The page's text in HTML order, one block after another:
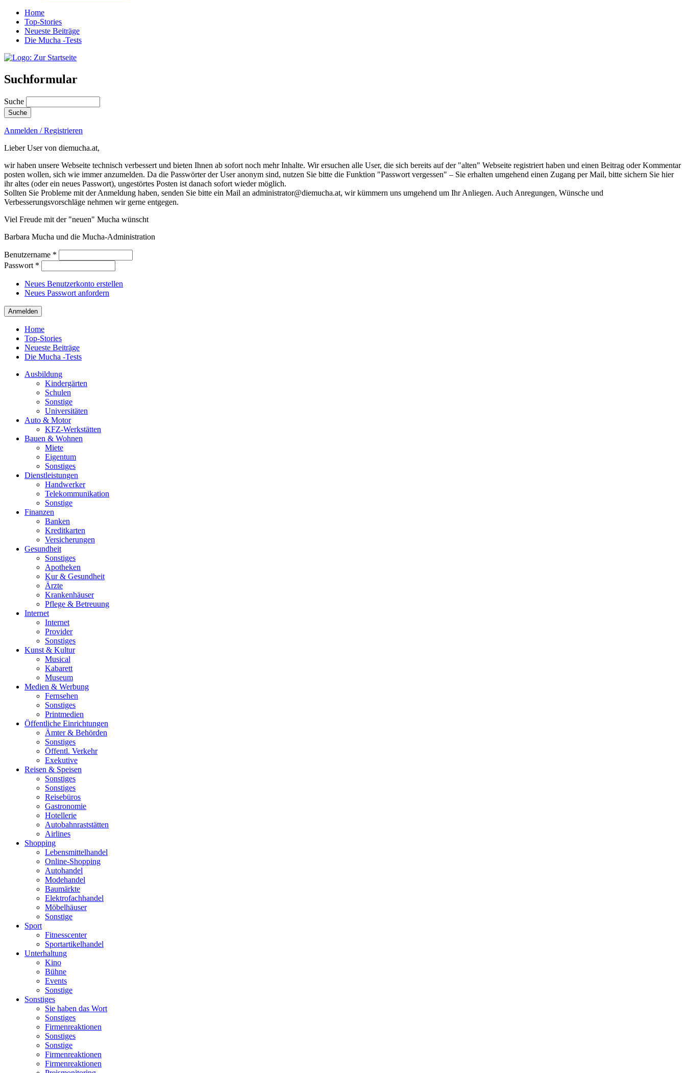
Home
Top-Stories
Neueste Beiträge
Die Mucha -Tests
Suchformular
Suche
Anmelden / Registrieren
Lieber User von diemucha.at,
wir haben unsere Webseite technisch verbessert und bieten Ihnen ab sofort noch mehr Inhalte. Wir ersuchen alle User, die sich bereits auf der "alten" Webseite registriert haben und einen Beitrag oder Kommentar
posten wollen, sich wie immer anzumelden. Da die Passwörter der User anonym sind, nutzen Sie bitte die Funktion "Passwort vergessen" – Sie erhalten umgehend einen Zugang per Mail, bitte sichern Sie hier
ihr altes (oder ein neues Passwort), ungestörtes Posten ist danach sofort wieder möglich.
Sollten Sie Probleme mit der Anmeldung haben, senden Sie bitte ein Mail an administrator@diemucha.at, wir kümmern uns umgehend um Ihr Anliegen. Auch Anregungen, Wünsche und
Verbesserungsvorschläge nehmen wir gerne entgegen.
Viel Freude mit der "neuen" Mucha wünscht
Barbara Mucha und die Mucha-Administration
Benutzername *
Passwort *
Neues Benutzerkonto erstellen
Neues Passwort anfordern
Home
Top-Stories
Neueste Beiträge
Die Mucha -Tests
Ausbildung
Kindergärten
Schulen
Sonstige
Universitäten
Auto & Motor
KFZ-Werkstätten
Bauen & Wohnen
Miete
Eigentum
Sonstiges
Dienstleistungen
Handwerker
Telekommunikation
Sonstige
Finanzen
Banken
Kreditkarten
Versicherungen
Gesundheit
Sonstiges
Apotheken
Kur & Gesundheit
Ärzte
Krankenhäuser
Pflege & Betreuung
Internet
Internet
Provider
Sonstiges
Kunst & Kultur
Musical
Kabarett
Museum
Medien & Werbung
Fernsehen
Sonstiges
Printmedien
Öffentliche Einrichtungen
Ämter & Behörden
Sonstiges
Öffentl. Verkehr
Exekutive
Reisen & Speisen
Sonstiges
Sonstiges
Reisebüros
Gastronomie
Hotellerie
Autobahnraststätten
Airlines
Shopping
Lebensmittelhandel
Online-Shopping
Autohandel
Modehandel
Baumärkte
Elektrofachhandel
Möbelhäuser
Sonstige
Sport
Fitnesscenter
Sportartikelhandel
Unterhaltung
Kino
Bühne
Events
Sonstige
Sonstiges
Sie haben das Wort
Sonstiges
Firmenreaktionen
Sonstiges
Sonstige
Firmenreaktionen
Firmenreaktionen